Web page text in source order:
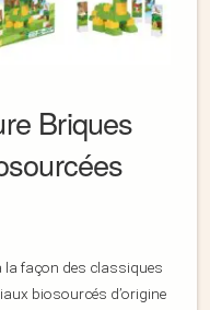
Briques
la façon des classiques
biosourcés d’origine